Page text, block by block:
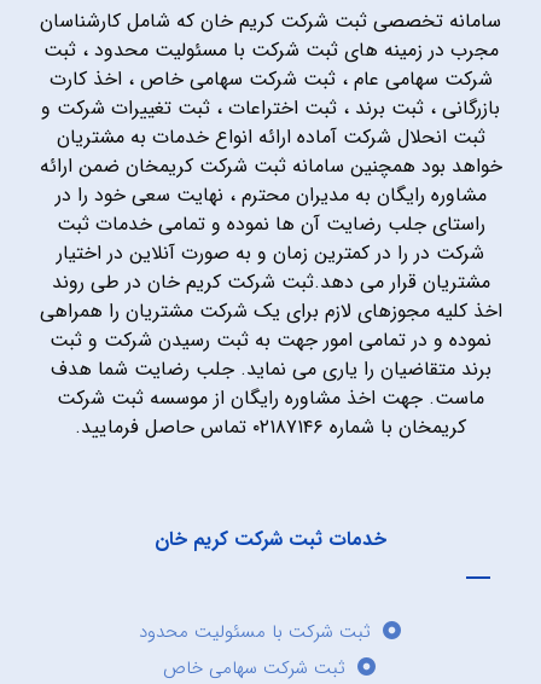
سامانه تخصصی ثبت شرکت کریم خان که شامل کارشناسان
مجرب در زمینه های ثبت شرکت با مسئولیت محدود ، ثبت
شرکت سهامی عام ، ثبت شرکت سهامی خاص ، اخذ کارت
بازرگانی ، ثبت برند ، ثبت اختراعات ، ثبت تغییرات شرکت و
ثبت انحلال شرکت آماده ارائه انواع خدمات به مشتریان
خواهد بود همچنین سامانه ثبت شرکت کریمخان ضمن ارائه
مشاوره رایگان به مدیران محترم ، نهایت سعی خود را در
راستای جلب رضایت آن ها نموده و تمامی خدمات ثبت
شرکت در را در کمترین زمان و به صورت آنلاین در اختیار
مشتریان قرار می دهد.ثبت شرکت کریم خان در طی روند
اخذ کلیه مجوزهای لازم برای یک شرکت مشتریان را همراهی
نموده و در تمامی امور جهت به ثبت رسیدن شرکت و ثبت
برند متقاضیان را یاری می نماید. جلب رضایت شما هدف
ماست. جهت اخذ مشاوره رایگان از موسسه ثبت شرکت
کریمخان با شماره ۰۲۱۸۷۱۴۶ تماس حاصل فرمایید.
خدمات ثبت شرکت کریم خان
ثبت شرکت با مسئولیت محدود
ثبت شرکت سهامی خاص